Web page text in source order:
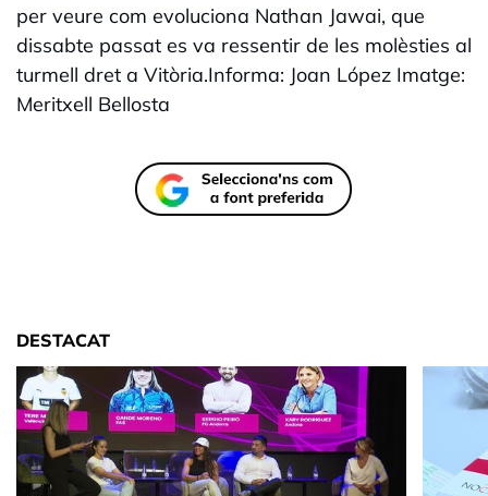
per veure com evoluciona Nathan Jawai, que
dissabte passat es va ressentir de les molèsties al
turmell dret a Vitòria.Informa: Joan López Imatge:
Meritxell Bellosta
DESTACAT